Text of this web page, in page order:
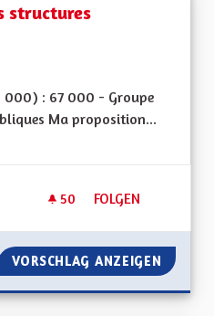
structures
000) : 67 000 - Groupe
Ma proposition...
50 50 FOLLOWER
FOLGEN
VORSCHLAG ANZEIGEN